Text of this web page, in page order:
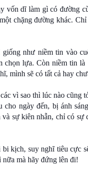
vốn dĩ làm gì có đường
chặng đường khác.
như niềm tin vào
chọn lựa. Còn niềm tin
mình sẽ có tất cả hay
vì sao thì lúc nào cũng
cho ngày đến, bị ánh
sự kiên nhẫn, chỉ có sự
kịch, suy nghĩ tiêu cực
nữa mà hãy đứng lên đi!